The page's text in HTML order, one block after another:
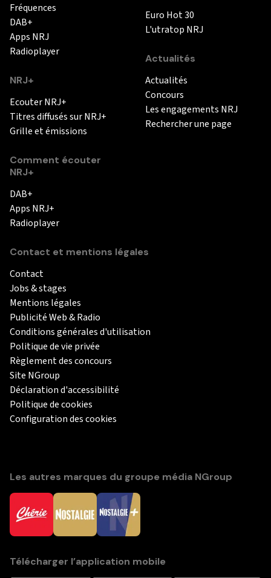
Fréquences
DAB+
Apps NRJ
Radioplayer
NRJ+
Ecouter NRJ+
Titres diffusés sur NRJ+
Grille et émissions
Comment écouter
NRJ+
DAB+
Apps NRJ+
Radioplayer
Euro Hot 30
L'utratop NRJ
Actualités
Actualités
Concours
Les engagements NRJ
Rechercher une page
Contact et mentions légales
Contact
Jobs & stages
Mentions légales
Publicité Web & Radio
Conditions générales d'utilisation
Politique de vie privée
Règlement des concours
Site NGroup
Déclaration d'accessibilité
Politique de cookies
Configuration des cookies
Les autres marques du groupe média NGroup
Télécharger l’application mobile